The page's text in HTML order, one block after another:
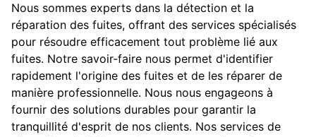
Nous sommes experts dans la détection et la
réparation des fuites, offrant des services spécialisés
pour résoudre efficacement tout problème lié aux
fuites. Notre savoir-faire nous permet d'identifier
rapidement l'origine des fuites et de les réparer de
manière professionnelle. Nous nous engageons à
fournir des solutions durables pour garantir la
tranquillité d'esprit de nos clients. Nos services de